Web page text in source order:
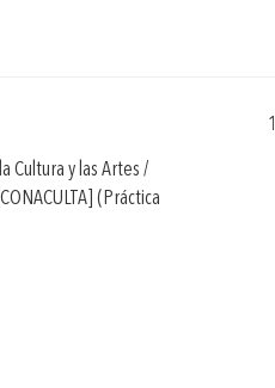
Cultura y las Artes /
(Práctica